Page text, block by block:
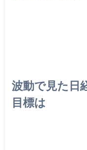
波動で見た日
目標は